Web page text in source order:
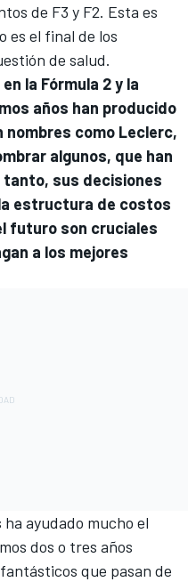
de F3 y F2. Esta es
es el final de los
de salud.
la Fórmula 2 y la
años han producido
nombres como Leclerc,
algunos, que han
tanto, sus decisiones
estructura de costos
futuro son cruciales
a los mejores
ayudado mucho el
dos o tres años
que pasan de